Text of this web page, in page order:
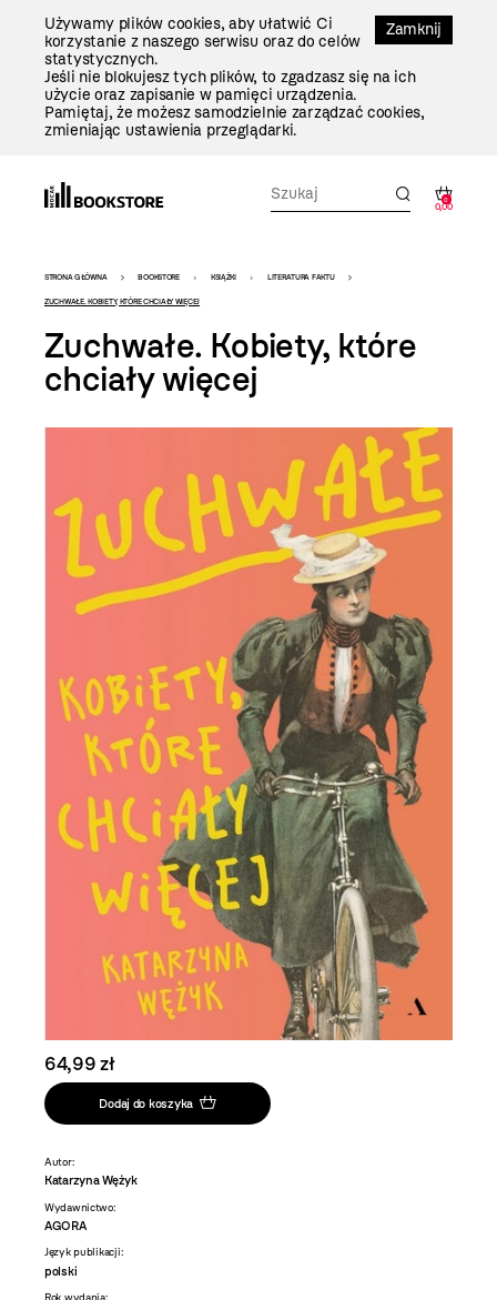
Zamknij
Używamy plików cookies, aby ułatwić Ci
korzystanie z naszego serwisu oraz do celów
statystycznych.
Jeśli nie blokujesz tych plików, to zgadzasz się na ich
użycie oraz zapisanie w pamięci urządzenia.
Pamiętaj, że możesz samodzielnie zarządzać cookies,
zmieniając ustawienia przeglądarki.
0
0,00
Bookstore
-
szablon
szczegóły
STRONA GŁÓWNA BOOKSTORE KSIĄŻKI LITERATURA FAKTU
ZUCHWAŁE. KOBIETY, KTÓRE CHCIAŁY WIĘCEJ
Zuchwałe. Kobiety, które
chciały więcej
64,99 zł
Dodaj do koszyka
Autor:
Katarzyna Wężyk
Wydawnictwo:
AGORA
Język publikacji:
polski
Rok wydania: